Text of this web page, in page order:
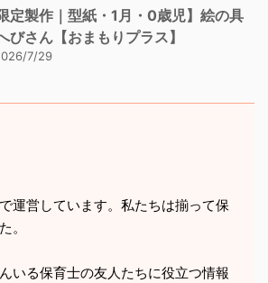
限定製作｜型紙・1月・0歳児】絵の具
びさん【おまもりプラス】
7/29
運営しています。私たちは揃って保
。
いる保育士の友人たちに役立つ情報